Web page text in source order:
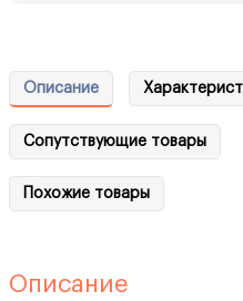
Описание
Сопутствующие товары
Похожие товары
Описание